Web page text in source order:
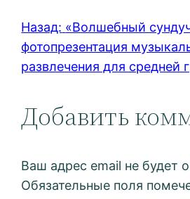
Назад: «Волшебный
фотопрезентация
развлечения для средней
Добавить
Ваш адрес email не будет
Обязательные поля